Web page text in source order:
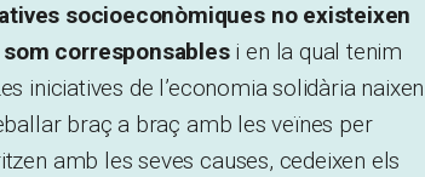
socioeconòmiques no existeixen
corresponsablesi en la qual tenim
iniciatives de l’economia solidària naixen
braç a braç amb les veïnes per
amb les seves causes, cedeixen els